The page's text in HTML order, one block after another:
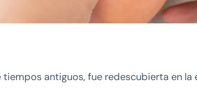
antiguos, fue redescubierta en